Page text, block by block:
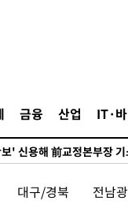
금융 산업 IT·
니…한국 축구 '5승 2무'
린 798.81마감
원 마감
' 신용해 前교정본부장
지…'쑥대밭' 된 축구협회
대구/경북 전남